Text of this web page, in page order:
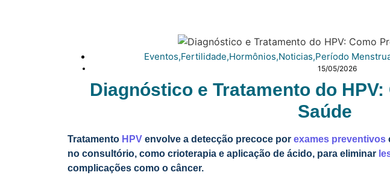
Eventos,Fertilidade,Hormônios,Noticias,Período
15/05/2026
Diagnóstico e Tratamento do
Saúde
Tratamento HPV envolve a detecção precoce por exames preventivos
no consultório, como crioterapia e aplicação de ácido, para eliminar
complicações como o câncer.